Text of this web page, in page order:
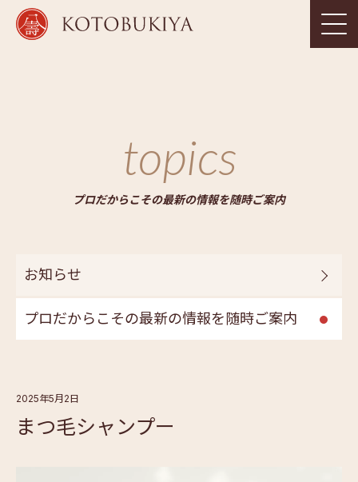
topics
プロだからこその最新の情報を随時ご案内
お知らせ
プロだからこその最新の情報を随時ご案内
2025年5月2日
まつ毛シャンプー